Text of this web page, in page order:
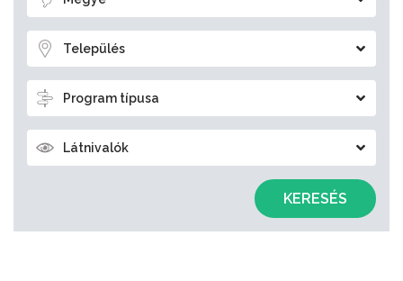
Település
Program típusa
Látnivalók
KERESÉS